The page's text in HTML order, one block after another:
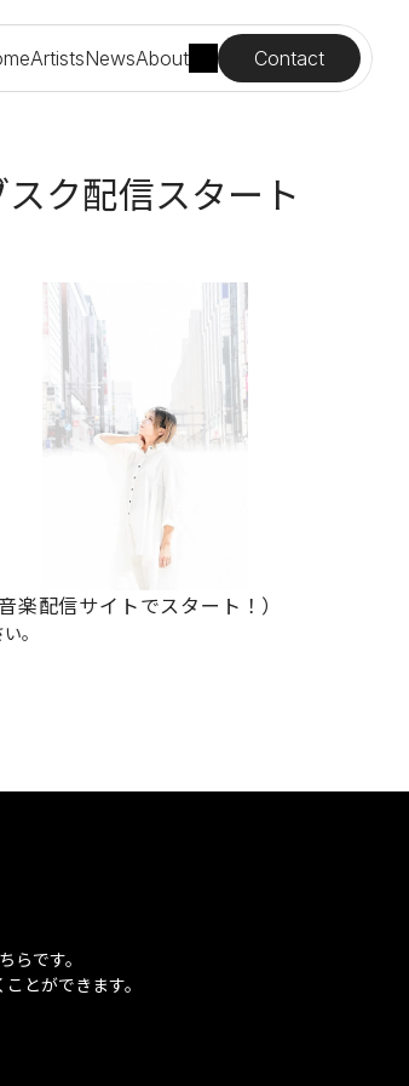
ArtistsNewsAbout Contact
ク配信スタート
配信サイトでスタート！）
。
です。
とができます。